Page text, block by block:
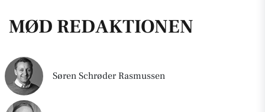
MØD REDAKTIONEN
Søren Schrøder Rasmussen